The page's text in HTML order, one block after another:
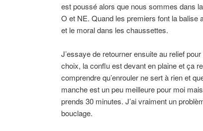
est poussé alors que nous sommes dans
O et NE. Quand les premiers font la balise
et le moral dans les chaussettes.
J’essaye de retourner ensuite au relief
choix, la conflu est devant en plaine et ça
comprendre qu’enrouler ne sert à rien et
manche est un peu meilleure pour moi
prends 30 minutes. J’ai vraiment un
bouclage.